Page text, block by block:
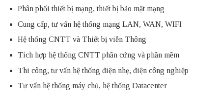
Phân phối thiết bị mạng, thiết bị bảo mật mạng
Cung cấp, tư vấn hệ thống mạng LAN, WAN, WIFI
Hệ thống CNTT và Thiết bị viễn Thông
Tích hợp hệ thống CNTT phần cứng và phần mềm
Thi công, tư vấn hệ thống điện nhẹ, điện công nghiệp
Tư vấn hệ thống máy chủ, hệ thống Datacenter